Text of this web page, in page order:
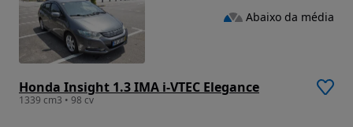
Honda Insight 1.3 IMA i-VTEC Elegance
1339 cm3 • 98 cv
Abaixo da média